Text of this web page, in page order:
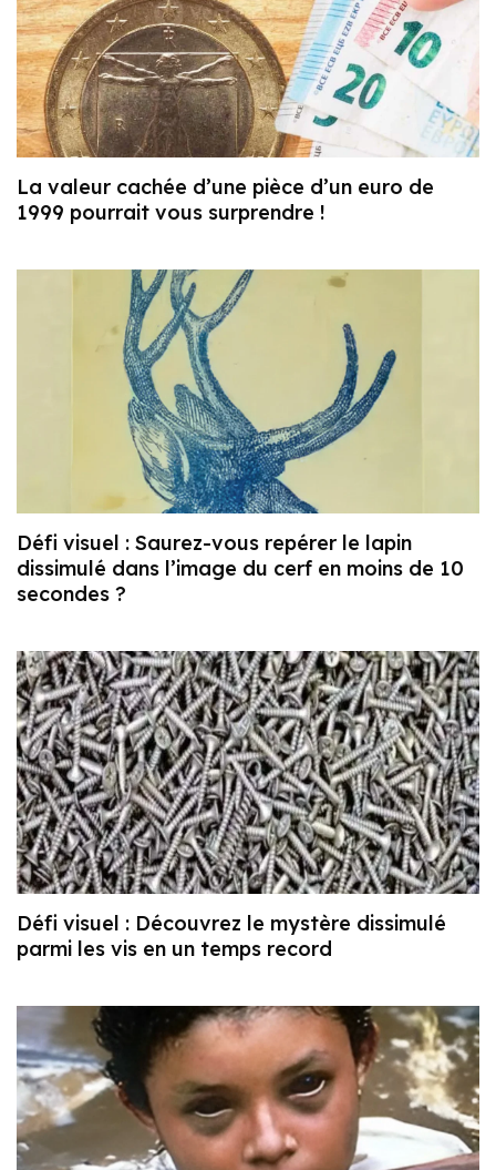
La valeur cachée d’une pièce d’un euro de
1999 pourrait vous surprendre !
Défi visuel : Saurez-vous repérer le lapin
dissimulé dans l’image du cerf en moins de 10
secondes ?
Défi visuel : Découvrez le mystère dissimulé
parmi les vis en un temps record